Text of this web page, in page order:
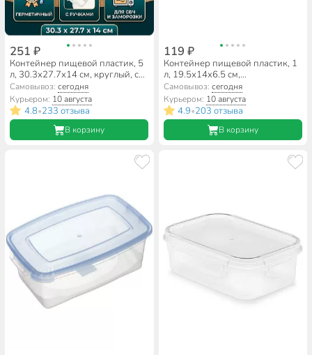
251 ₽
Контейнер пищевой пластик, 5
л, 30.3х27.7х14 см, круглый, с
ручками, Альтернатива, М097
Самовывоз:сегодня
Курьером: 10 августа
4.8•233 отзыва
В корзину
119 ₽
Контейнер пищевой пластик, 1
л, 19.5х14х6.5 см,
прямоугольный, на защелках,
Альтернатива, Прайм, М8501
Самовывоз: сегодня
Курьером: 10 августа
4.9•203 отзыва
В корзину